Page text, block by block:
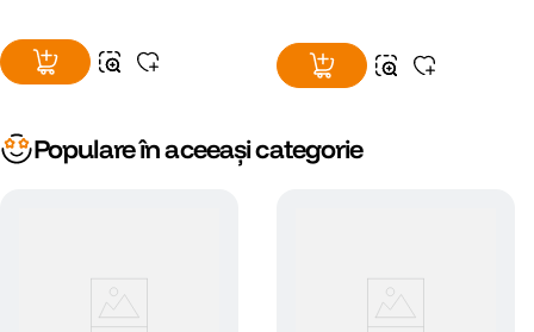
Populare în aceeași categorie